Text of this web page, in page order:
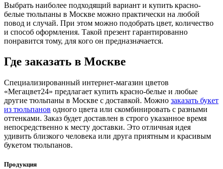
Выбрать наиболее подходящий вариант и купить красно-
белые тюльпаны в Москве можно практически на любой
повод и случай. При этом можно подобрать цвет, количество
и способ оформления. Такой презент гарантированно
понравится тому, для кого он предназначается.
Где заказать в Москве
Специализированный интернет-магазин цветов
«Мегацвет24» предлагает купить красно-белые и любые
другие тюльпаны в Москве с доставкой. Можно заказать букет
из тюльпанов одного цвета или скомбинировать с разными
оттенками. Заказ будет доставлен в строго указанное время
непосредственно к месту доставки. Это отличная идея
удивить близкого человека или друга приятным и красивым
букетом тюльпанов.
Продукция